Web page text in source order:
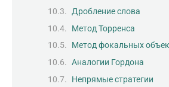
Дробление слова
Метод Торренса
Метод фокальных
Аналогии Гордона
Непрямые стратегии